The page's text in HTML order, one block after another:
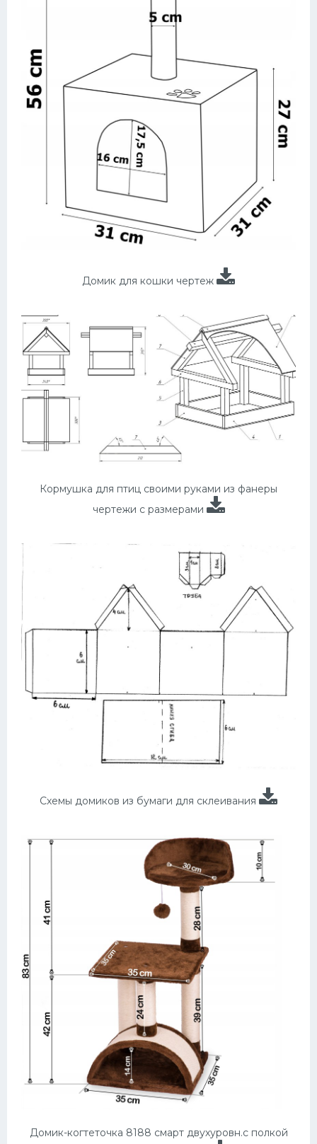
Домик для кошки чертеж
Кормушка для птиц своими руками из фанеры
чертежи с размерами
Схемы домиков из бумаги для склеивания
Домик-когтеточка 8188 смарт двухуровн.с полкой